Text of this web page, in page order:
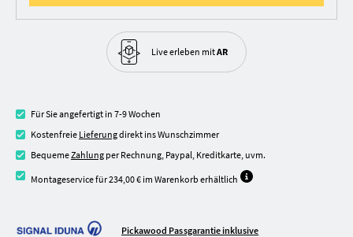
Live erleben mitAR
Für Sie angefertigt in 7-9 Wochen
Kostenfreie Lieferungdirekt ins Wunschzimmer
BequemeZahlung per Rechnung, Paypal, Kreditkarte, uvm.
Montageservice für 234,00 € im Warenkorb erhältlich
Pickawood Passgarantie inklusive